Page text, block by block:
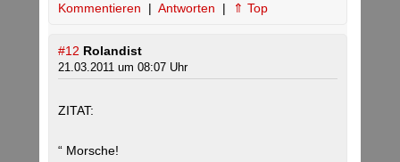
Kommentieren | Antworten | ⇑ Top
#12 Rolandist
21.03.2011 um 08:07 Uhr
ZITAT:
“ Morsche!